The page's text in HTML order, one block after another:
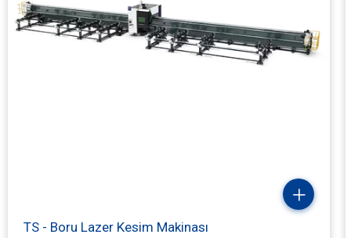
TS - Boru Lazer Kesim Makinası